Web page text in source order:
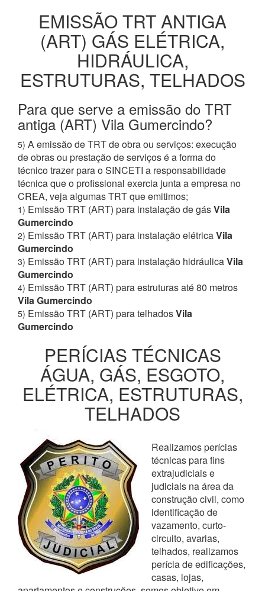
EMISSÃO TRT ANTIGA
(ART) GÁS ELÉTRICA,
HIDRÁULICA,
ESTRUTURAS, TELHADOS
Para que serve a emissão do TRT
antiga (ART) Vila Gumercindo?
5) A emissão de TRT de obra ou serviços: execução
de obras ou prestação de serviços é a forma do
técnico trazer para o SINCETI a responsabilidade
técnica que o profissional exercia junta a empresa no
CREA, veja algumas TRT que emitimos;
1) Emissão TRT (ART) para instalação de gásVila
Gumercindo
2) Emissão TRT (ART) para instalação elétricaVila
Gumercindo
3) Emissão TRT (ART) para instalação hidráulicaVila
Gumercindo
4) Emissão TRT (ART) para estruturas até 80 metros
Vila Gumercindo
5) Emissão TRT (ART) para telhadosVila
Gumercindo
PERÍCIAS TÉCNICAS
ÁGUA, GÁS, ESGOTO,
ELÉTRICA, ESTRUTURAS,
TELHADOS
Realizamos perícias
técnicas para fins
extrajudiciais e
judiciais na área da
construção civil, como
identificação de
vazamento, curto-
circuito, avarias,
telhados, realizamos
perícia de edificações,
casas, lojas,